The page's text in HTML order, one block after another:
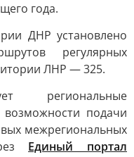
года.
ДНР установлено
регулярных
ЛНР — 325.
региональные
подачи
межрегиональных
Единый портал